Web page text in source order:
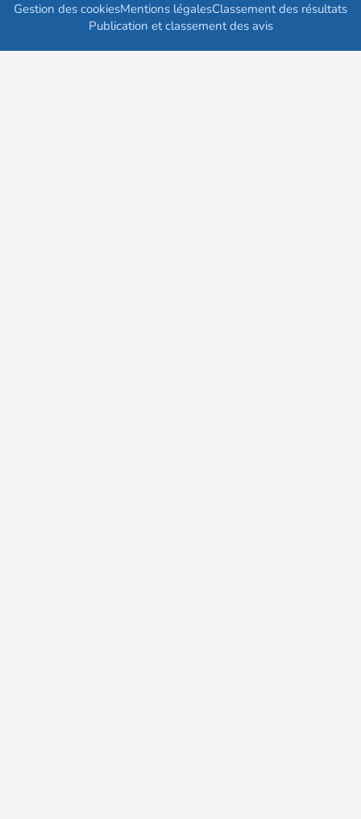
Gestion des cookiesMentions légalesClassement des résultats
Publication et classement des avis